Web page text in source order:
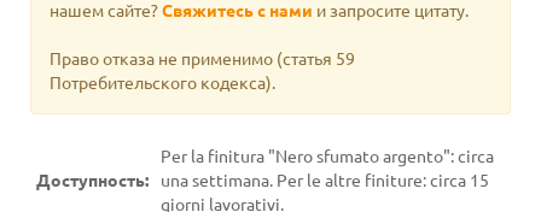
нашем сайте?Свяжитесь с нами и запросите цитату.
Право отказа не применимо (статья 59
Потребительского кодекса).
Доступность:
Per la finitura "Nero sfumato argento": circa
una settimana. Per le altre finiture: circa 15
giorni lavorativi.